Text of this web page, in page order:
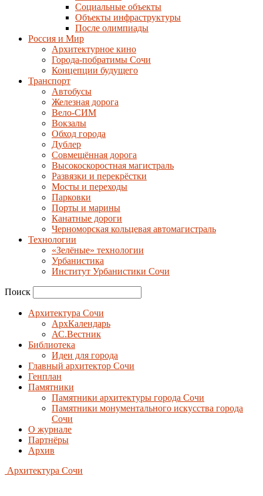
Социальные объекты
Объекты инфраструктуры
После олимпиады
Россия и Мир
Архитектурное кино
Города-побратимы Сочи
Концепции будущего
Транспорт
Автобусы
Железная дорога
Вело-СИМ
Вокзалы
Обход города
Дублер
Совмещённая дорога
Высокоскоростная магистраль
Развязки и перекрёстки
Мосты и переходы
Парковки
Порты и марины
Канатные дороги
Черноморская кольцевая автомагистраль
Технологии
«Зелёные» технологии
Урбанистика
Институт Урбанистики Сочи
Поиск
Архитектура Сочи
АрхКалендарь
АС.Вестник
Библиотека
Идеи для города
Главный архитектор Сочи
Генплан
Памятники
Памятники архитектуры города Сочи
Памятники монументального искусства города
Сочи
О журнале
Партнёры
Архив
Архитектура Сочи